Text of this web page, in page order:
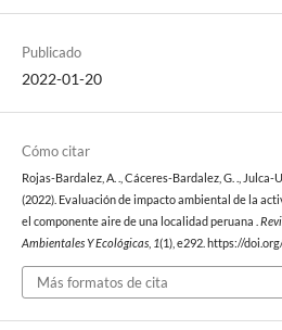
Publicado
2022-01-20
Cómo citar
Rojas-Bardalez, A. ., Cáceres-Bardalez, G. ., Julca-
(2022). Evaluación de impacto ambiental de la
el componente aire de una localidad peruana .
Ambientales Y Ecológicas, 1(1), e292. https://
Más formatos de cita